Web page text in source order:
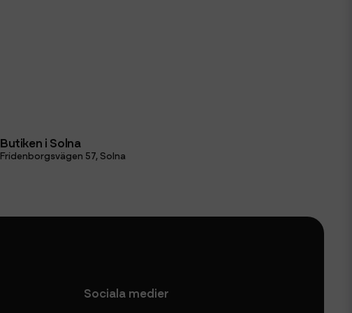
Butiken i Solna
Fridenborgsvägen 57, Solna
Sociala medier